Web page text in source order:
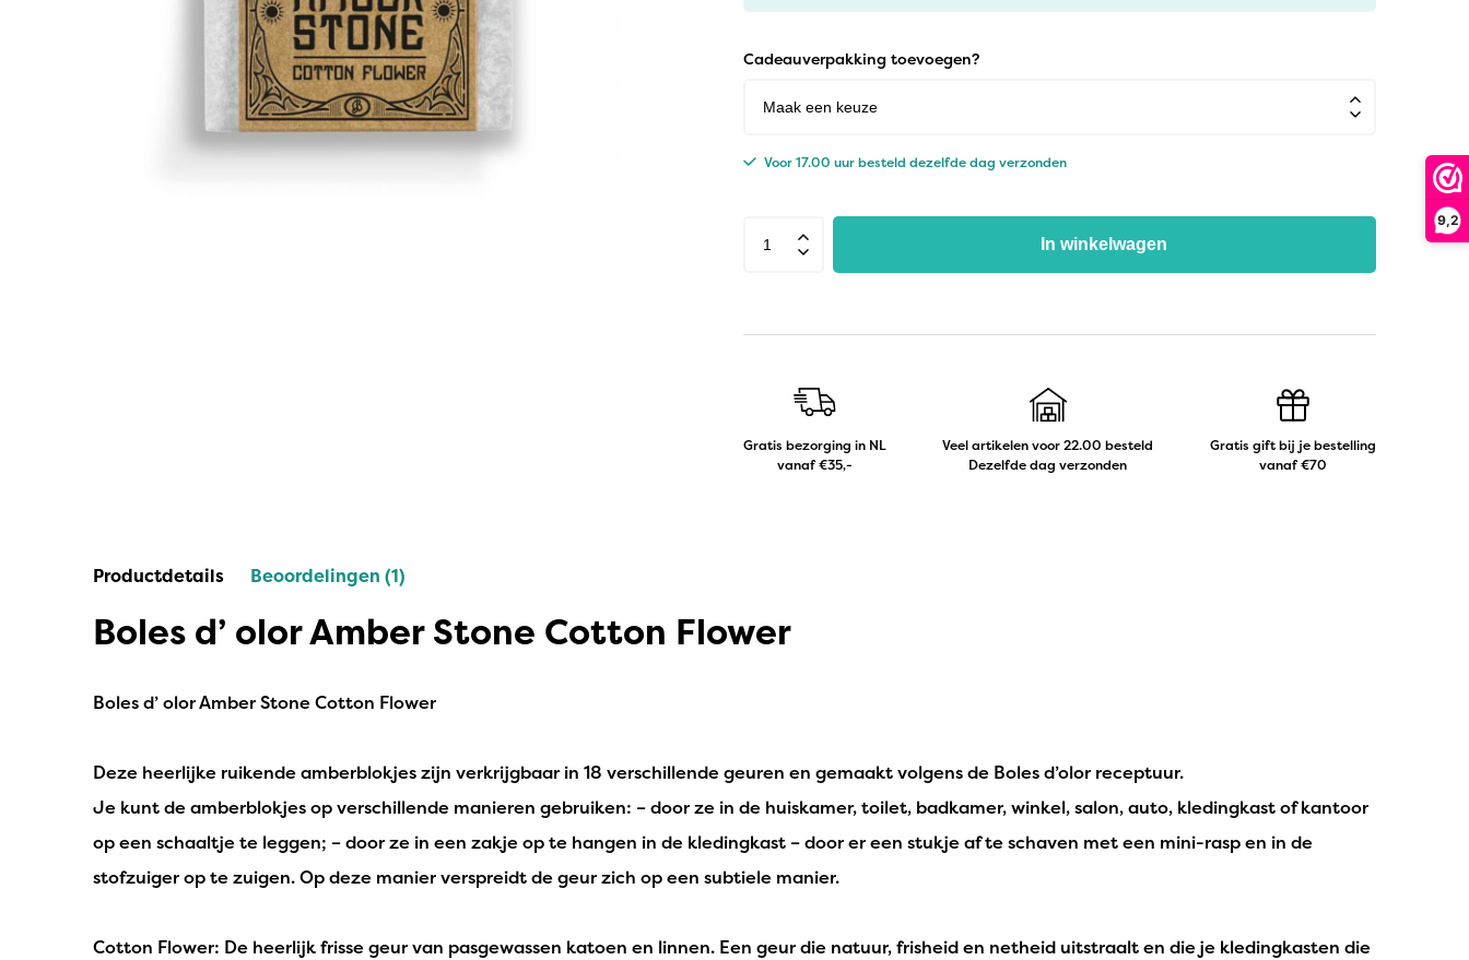
9,2
Village Candle
Millefiori Milano
Scentchips
Countryfield Led Kaarsen
Bolsius
Joeff Muuss
Cadeauverpakking toevoegen?
Voor 17.00 uur besteld dezelfde dag verzonden
In winkelwagen
Gratis bezorging in NL
vanaf €35,-
Veel artikelen voor 22.00 besteld
Dezelfde dag verzonden
Gratis gift bij je bestelling
vanaf €70
Productdetails Beoordelingen (1)
Boles d’ olor Amber Stone Cotton Flower
Boles d’ olor Amber Stone Cotton Flower
Deze heerlijke ruikende amberblokjes zijn verkrijgbaar in 18 verschillende geuren en gemaakt volgens de Boles d’olor receptuur.
Je kunt de amberblokjes op verschillende manieren gebruiken: – door ze in de huiskamer, toilet, badkamer, winkel, salon, auto, kledingkast of kantoor
op een schaaltje te leggen; – door ze in een zakje op te hangen in de kledingkast – door er een stukje af te schaven met een mini-rasp en in de
stofzuiger op te zuigen. Op deze manier verspreidt de geur zich op een subtiele manier.
Cotton Flower: De heerlijk frisse geur van pasgewassen katoen en linnen. Een geur die natuur, frisheid en netheid uitstraalt en die je kledingkasten die